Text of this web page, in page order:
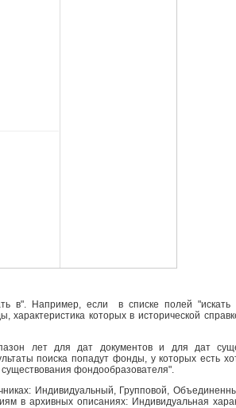
в". Например, если в списке полей "искать
характеристика которых в исторической
лет для дат документов и для дат
поиска попадут фонды, у которых есть
фондообразователя".
Индивидуальный, Групповой,
в архивных описаниях: Индивидуальная